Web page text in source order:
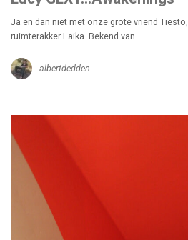
Ja en dan niet met onze grote vriend
ruimterakker Laika. Bekend van…
albertdedden